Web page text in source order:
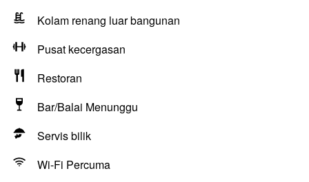
Kolam renang luar bangunan
Pusat kecergasan
Restoran
Bar/Balai Menunggu
Servis bilik
Wi-Fi Percuma